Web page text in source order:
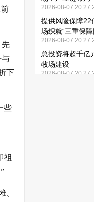
先
与
下
些
祖
、